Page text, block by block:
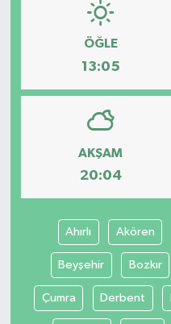
ÖĞLE
13:05
AKŞAM
20:04
Ahırlı Akören
Beyşehir Bozkır
Çumra Derbent